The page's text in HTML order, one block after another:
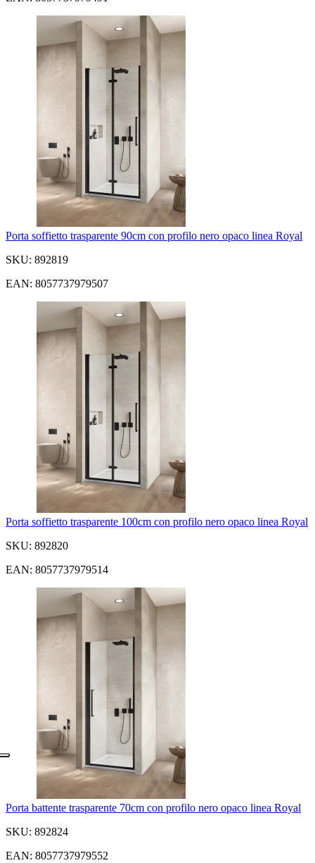
Porta soffietto trasparente 90cm con profilo nero opaco linea Royal
SKU: 892819
EAN: 8057737979507
Porta soffietto trasparente 100cm con profilo nero opaco linea Royal
SKU: 892820
EAN: 8057737979514
Porta battente trasparente 70cm con profilo nero opaco linea Royal
SKU: 892824
EAN: 8057737979552